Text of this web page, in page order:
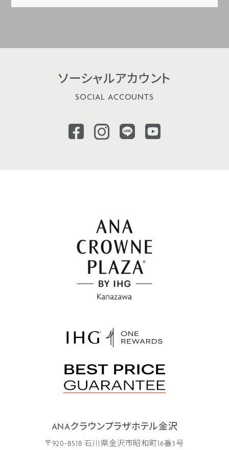
ANAスーパーフライヤ
す。
詳しくはこちら
ソーシャルアカウント
SOCIAL ACCOUNTS
ANAクラウンプラザホテル金沢
〒920-8518 石川県金沢市昭和町16番3号